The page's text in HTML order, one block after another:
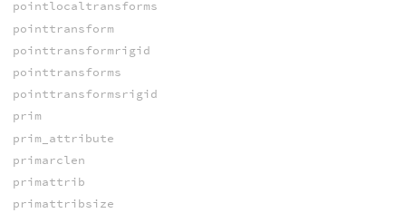
pointlocaltransforms
pointtransform
pointtransformrigid
pointtransforms
pointtransformsrigid
prim
prim_attribute
primarclen
primattrib
primattribsize